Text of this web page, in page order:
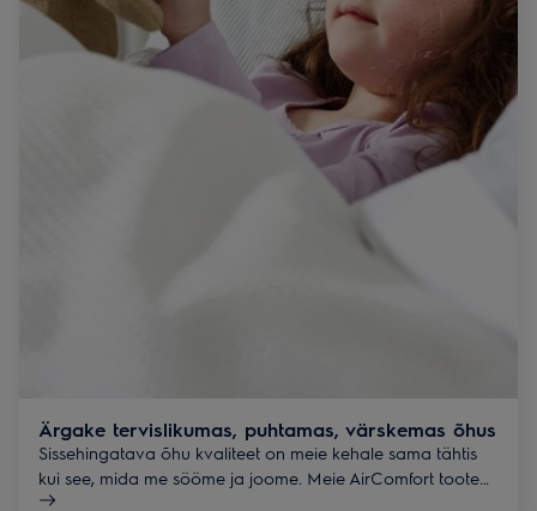
Ärgake tervislikumas, puhtamas, värskemas õhus
Sissehingatava õhu kvaliteet on meie kehale sama tähtis
kui see, mida me sööme ja joome. Meie AirComfort tooted
hoiavad õhu puhta ja värskena terve päev ning tagavad